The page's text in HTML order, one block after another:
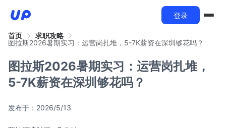
登录
首页
求职攻略
图拉斯2026暑期实习：运营岗扎堆，5-7K薪资在深圳够花吗？
图拉斯2026暑期实习：运营岗扎堆，
5-7K薪资在深圳够花吗？
发布于： 2026/5/13